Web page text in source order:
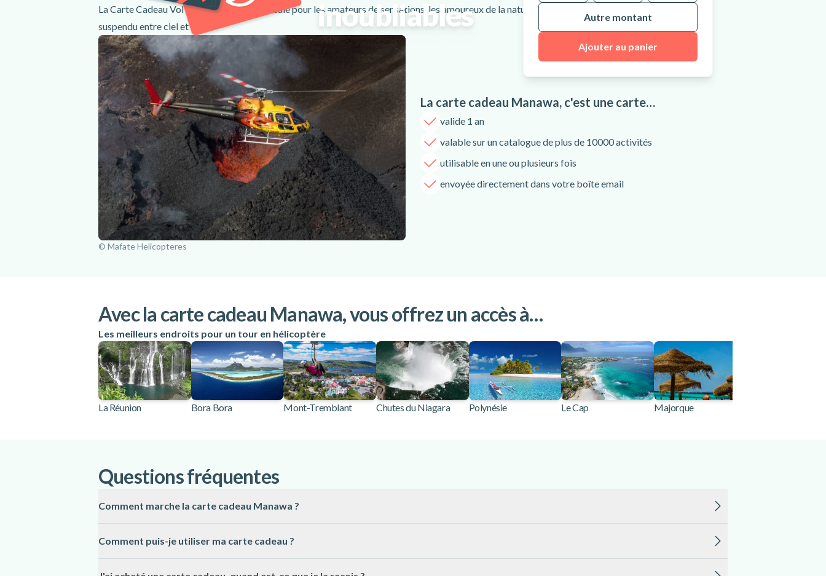
inoubliables
Autre montant
Ajouter au panier
La Carte Cadeau Vol en Hélicoptère est idéale pour les amateurs de sensations, les amoureux de la nature ou toute personne rêvant d’un moment
suspendu entre ciel et terre.
© Mafate Helicopteres
La carte cadeau Manawa, c'est une carte…
valide 1 an
valable sur un catalogue de plus de 10000 activités
utilisable en une ou plusieurs fois
envoyée directement dans votre boîte email
Avec la carte cadeau Manawa, vous offrez un accès à…
Les meilleurs endroits pour un tour en hélicoptère
La Réunion Bora Bora Mont-Tremblant Chutes du Niagara Polynésie Le Cap Majorque
Questions fréquentes
Comment marche la carte cadeau Manawa ?
sont non nominatives et peuvent être utilisées en une ou plusieurs fois, exclusivement sur notre site.
Comment puis-je utiliser ma carte cadeau ?